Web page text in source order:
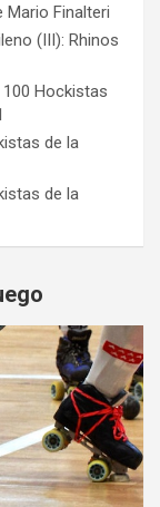
Mario Finalteri
(III): Rhinos
Hockistas
de la
de la